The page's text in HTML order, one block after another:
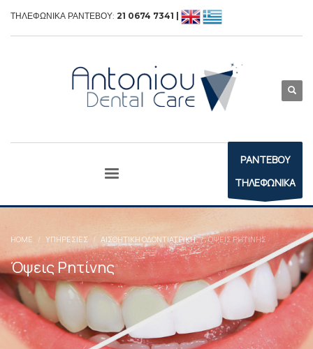
ΤΗΛΕΦΩΝΙΚΑ ΡΑΝΤΕΒΟΥ: 21 0674 7341 |
ΡΑΝΤΕΒΟΥ
ΤΗΛΕΦΩΝΙΚΑ
HOME ΥΠΗΡΕΣΊΕΣ ΑΙΣΘΗΤΙΚΉ ΟΔΟΝΤΙΑΤΡΙΚΉ ΌΨΕΙΣ ΡΗΤΊΝΗΣ
Όψεις Ρητίνης